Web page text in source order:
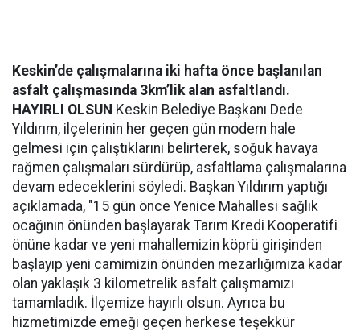
Keskin’de çalışmalarına iki hafta önce başlanılan
asfalt çalışmasında 3km’lik alan asfaltlandı.
HAYIRLI OLSUN Keskin Belediye Başkanı Dede
Yıldırım, ilçelerinin her geçen gün modern hale
gelmesi için çalıştıklarını belirterek, soğuk havaya
rağmen çalışmaları sürdürüp, asfaltlama çalışmalarına
devam edeceklerini söyledi. Başkan Yıldırım yaptığı
açıklamada, "15 gün önce Yenice Mahallesi sağlık
ocağının önünden başlayarak Tarım Kredi Kooperatifi
önüne kadar ve yeni mahallemizin köprü girişinden
başlayıp yeni camimizin önünden mezarlığımıza kadar
olan yaklaşık 3 kilometrelik asfalt çalışmamızı
tamamladık. İlçemize hayırlı olsun. Ayrıca bu
hizmetimizde emeği geçen herkese teşekkür